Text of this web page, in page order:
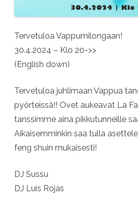
Tervetuloa Vappumilongaan!
30.4.2024 – Klo 20->>
(English down)
Tervetuloa juhlimaan Vappua
pyörteissä!! Ovet aukeavat La
tanssimme aina pikkutunneille
Aikaisemminkin saa tulla
feng shuin mukaisesti!
DJ Sussu
DJ Luis Rojas